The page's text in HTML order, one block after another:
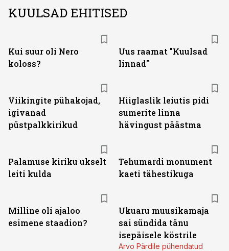
KUULSAD EHITISED
Kui suur oli Nero
koloss?
Uus raamat "Kuulsad
linnad"
Viikingite pühakojad,
igivanad
püstpalkkirikud
Hiiglaslik leiutis pidi
sumerite linna
hävingust päästma
Palamuse kiriku ukselt
leiti kulda
Tehumardi monument
kaeti tähestikuga
Milline oli ajaloo
esimene staadion?
Ukuaru muusikamaja
sai sündida tänu
isepäisele köstrile
Arvo Pärdile pühendatud